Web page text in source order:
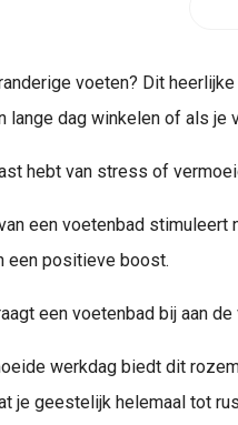
voeten? Dit heerlijke
lange dag winkelen of als je
hebt van stress of
een voetenbad stimuleert
een positieve boost.
een voetenbad bij aan
werkdag biedt dit
je geestelijk helemaal tot